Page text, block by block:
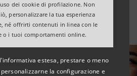
dei cookie di profilazione. Non
personalizzare la tua esperienza
né offrirti contenuti in linea con le
o i tuoi comportamenti online.
estesa, prestare o meno
la configurazione e